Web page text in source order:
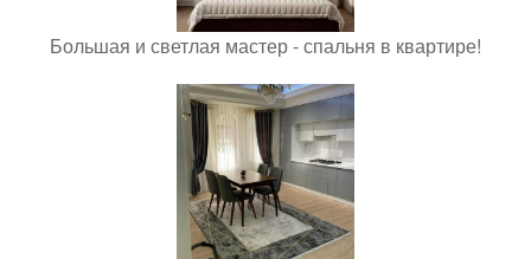
Большая и светлая мастер - спальня в квартире!